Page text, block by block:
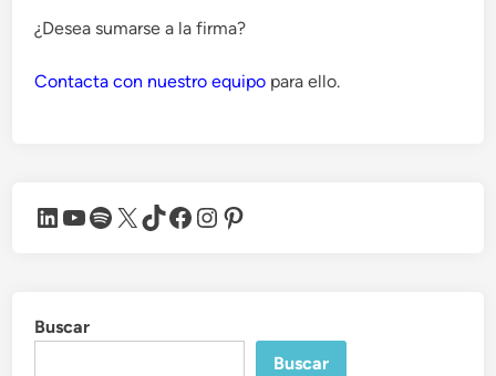
¿Desea sumarse a la firma?
Contacta con nuestro equipo para ello.
LinkedIn
YouTube
Spotify
X TikTok
Facebook
Instagram
Pinterest
Buscar
Buscar